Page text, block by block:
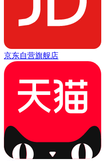
京东自营旗舰店